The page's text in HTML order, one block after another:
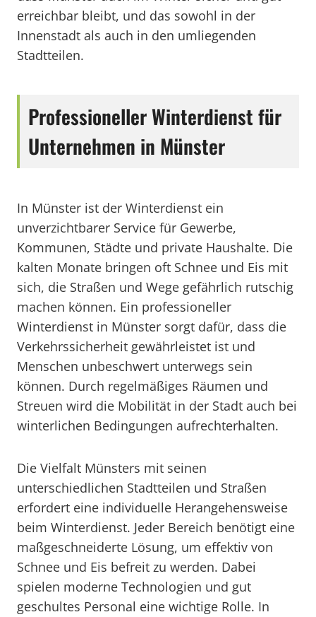
erreichbar bleibt, und das sowohl in der
Innenstadt als auch in den umliegenden
Stadtteilen.
Professioneller Winterdienst für
Unternehmen in Münster
In Münster ist der Winterdienst ein
unverzichtbarer Service für Gewerbe,
Kommunen, Städte und private Haushalte. Die
kalten Monate bringen oft Schnee und Eis mit
sich, die Straßen und Wege gefährlich rutschig
machen können. Ein professioneller
Winterdienst in Münster sorgt dafür, dass die
Verkehrssicherheit gewährleistet ist und
Menschen unbeschwert unterwegs sein
können. Durch regelmäßiges Räumen und
Streuen wird die Mobilität in der Stadt auch bei
winterlichen Bedingungen aufrechterhalten.
Die Vielfalt Münsters mit seinen
unterschiedlichen Stadtteilen und Straßen
erfordert eine individuelle Herangehensweise
beim Winterdienst. Jeder Bereich benötigt eine
maßgeschneiderte Lösung, um effektiv von
Schnee und Eis befreit zu werden. Dabei
spielen moderne Technologien und gut
geschultes Personal eine wichtige Rolle. In